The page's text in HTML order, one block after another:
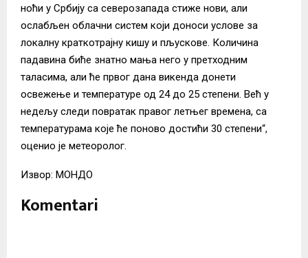
ноћи у Србију са северозапада стиже нови, али
ослабљен облачни систем који доноси услове за
локалну краткотрајну кишу и пљускове. Количина
падавина биће знатно мања него у претходним
таласима, али ће првог дана викенда донети
освежење и температуре од 24 до 25 степени. Већ у
недељу следи повратак правог летњег времена, са
температурама које ће поново достићи 30 степени“,
оценио је метеоролог.
Извор: МОНДО
Komentari